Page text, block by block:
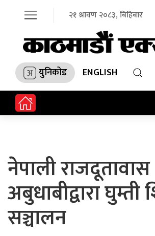
२१ श्रावण २०८३, बिहिबार
युनिकोड ENGLISH
नेपाली राजदूतावास
अबुधाबीद्वारा घुम्ती
सञ्चालन